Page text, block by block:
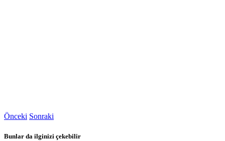
Önceki Sonraki
Bunlar da ilginizi çekebilir